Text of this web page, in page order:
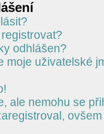
odhlášen?
moje uživatelské
ale nemohu se